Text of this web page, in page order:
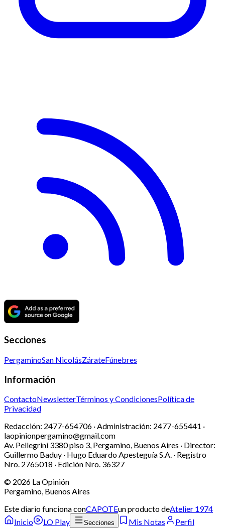
Secciones
PergaminoSan NicolásZárateFúnebres
Información
ContactoNewsletterTérminos y CondicionesPolítica de
Privacidad
Redacción: 2477-654706 ·Administración: 2477-655441 ·
laopinionpergamino@gmail.com
Av. Pellegrini 3380 piso 3, Pergamino, Buenos Aires · Director:
Guillermo Baduy · Hugo Eduardo Apesteguía S.A. · Registro
Nro. 2765018 · Edición Nro. 36327
© 2026 La Opinión
Pergamino, Buenos Aires
Este diario funciona conCAPOTEun producto deAtelier 1974
Inicio
LO Play Secciones Mis Notas Perfil